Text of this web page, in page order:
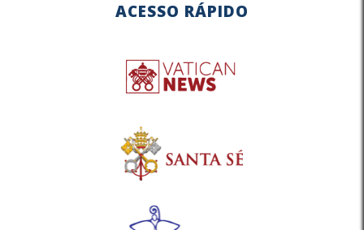
ACESSO RÁPIDO